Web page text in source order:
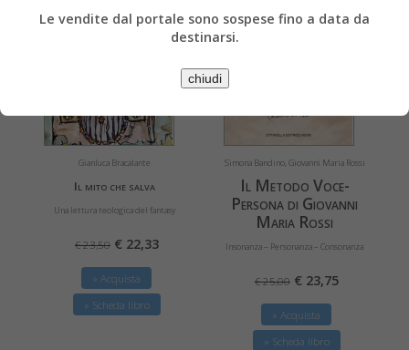
Gianluca Bracalante
Il mito che salva
Una lettura teologica del fantasy
€ 23,50 € 22,33
» Acquista
» Scheda libro
Simona Bandino, Giovanni Maria Rossi
Il Metodo Voce-
Persona di Giovanni
Maria Rossi
Insonanza – Personanza – Consonanza
€ 25,00 € 23,75
» Acquista
» Scheda libro
Le vendite dal portale sono sospese fino a data da
destinarsi.
chiudi